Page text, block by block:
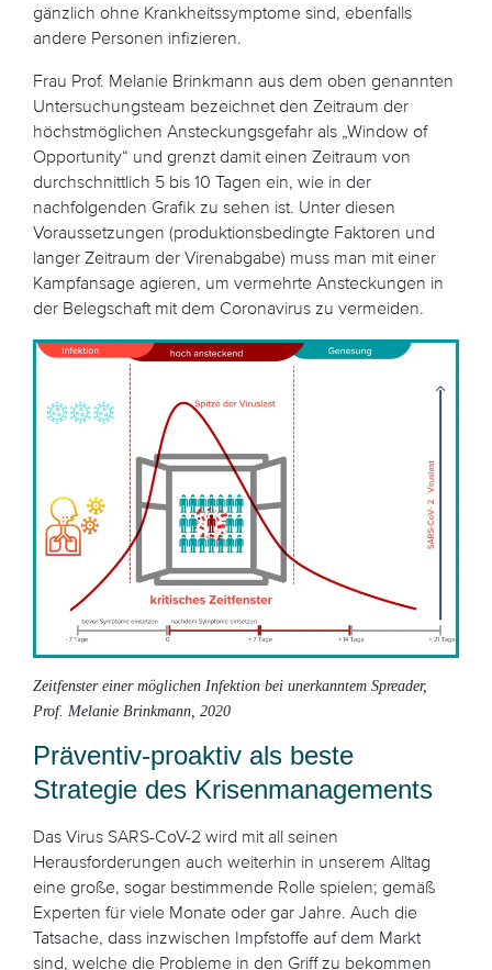
gänzlich ohne Krankheitssymptome sind, ebenfalls
andere Personen infizieren.
Frau Prof. Melanie Brinkmann aus dem oben genannten
Untersuchungsteam bezeichnet den Zeitraum der
höchstmöglichen Ansteckungsgefahr als „Window of
Opportunity“ und grenzt damit einen Zeitraum von
durchschnittlich 5 bis 10 Tagen ein, wie in der
nachfolgenden Grafik zu sehen ist. Unter diesen
Voraussetzungen (produktionsbedingte Faktoren und
langer Zeitraum der Virenabgabe) muss man mit einer
Kampfansage agieren, um vermehrte Ansteckungen in
der Belegschaft mit dem Coronavirus zu vermeiden.
Zeitfenster einer möglichen Infektion bei unerkanntem Spreader,
Prof. Melanie Brinkmann, 2020
Präventiv-proaktiv als beste
Strategie des Krisenmanagements
Das Virus SARS-CoV-2 wird mit all seinen
Herausforderungen auch weiterhin in unserem Alltag
eine große, sogar bestimmende Rolle spielen; gemäß
Experten für viele Monate oder gar Jahre. Auch die
Tatsache, dass inzwischen Impfstoffe auf dem Markt
sind, welche die Probleme in den Griff zu bekommen